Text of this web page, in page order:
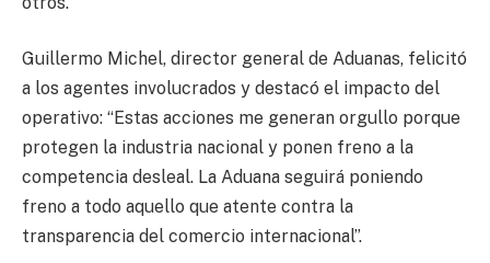
Guillermo Michel, director general de Aduanas, felicitó
a los agentes involucrados y destacó el impacto del
operativo: “Estas acciones me generan orgullo porque
protegen la industria nacional y ponen freno a la
competencia desleal. La Aduana seguirá poniendo
freno a todo aquello que atente contra la
transparencia del comercio internacional”.